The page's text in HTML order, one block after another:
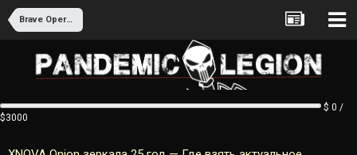
Brave Operations - Lollipop Division Recruitment
$ 0 /
$3000